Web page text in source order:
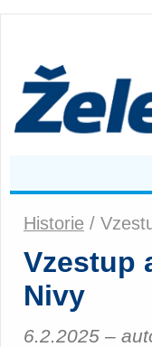
Historie /
Vzestup
Nivy
6.2.2025 –